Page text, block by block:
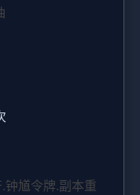
馗令牌.副本重